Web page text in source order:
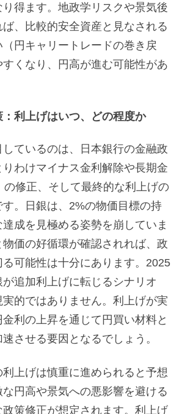
得ます。地政学リスクや景気後
、比較的安全資産と見なされる
円キャリートレードの巻き戻
すくなり、円高が進む可能性があ
：利上げはいつ、どの程度か
ているのは、日本銀行の金融政
わけマイナス金利解除や長期金
の修正、そして最終的な利上げの
。日銀は、2%の物価目標の持
成を見極める姿勢を崩していま
価の好循環が確認されれば、政
可能性は十分にあります。2025
追加利上げに転じるシナリオ
的ではありません。利上げが実
利の上昇を通じて円買い材料と
させる要因となるでしょう。
上げは慎重に進められると予想
円高や景気への悪影響を避ける
策修正が想定されます。利上げ